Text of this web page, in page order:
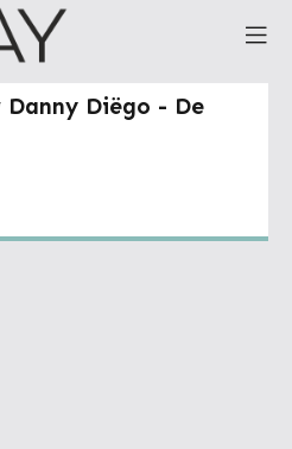
Diëgo - De